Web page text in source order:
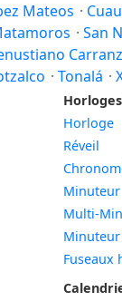
Mateos ·
· San
· Tonalá ·
Horloge
Réveil
Minuteur
Multi-
Minuteur
Fuseaux